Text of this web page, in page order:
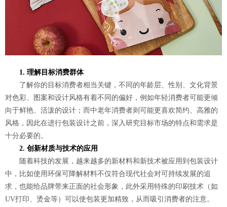
1. 理解目标消费群体
了解你的目标消费者相当关键，不同的年龄层、性别、文化背景
对色彩、图案和设计风格有着不同的偏好，例如年轻消费者可能更倾
向于鲜艳、活泼的设计；而中老年消费者则可能更喜欢简约、高雅的
风格，因此在进行包装设计之前，深入研究目标市场的特点和需求是
十分必要的。
2. 创新材质与技术的应用
随着科技的发展，越来越多的新材料和新技术被应用到包装设计
中，比如使用环保可降解材料不仅符合现代社会对可持续发展的追
求，也能给品牌带来正面的社会形象，此外采用特殊的印刷技术（如
UV打印、烫金等）可以使包装更加精致，从而吸引消费者的注意。